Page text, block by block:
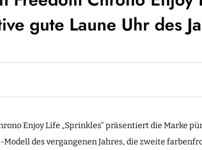
gute Laune Uhr des
Enjoy Life „Sprinkles“ präsentiert die Marke
Modell des vergangenen Jahres, die zweite